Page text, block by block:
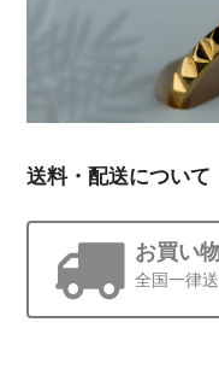
送料・配送について
お買い
全国一律